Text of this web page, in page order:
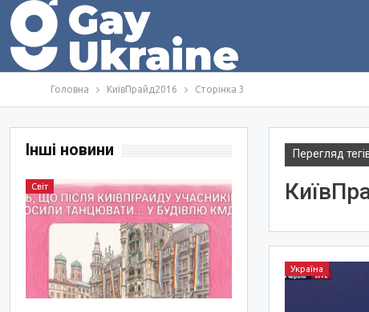
Головна КиївПрайд2016 Сторінка 3
Перегляд
Україна
Інші новини
Світ